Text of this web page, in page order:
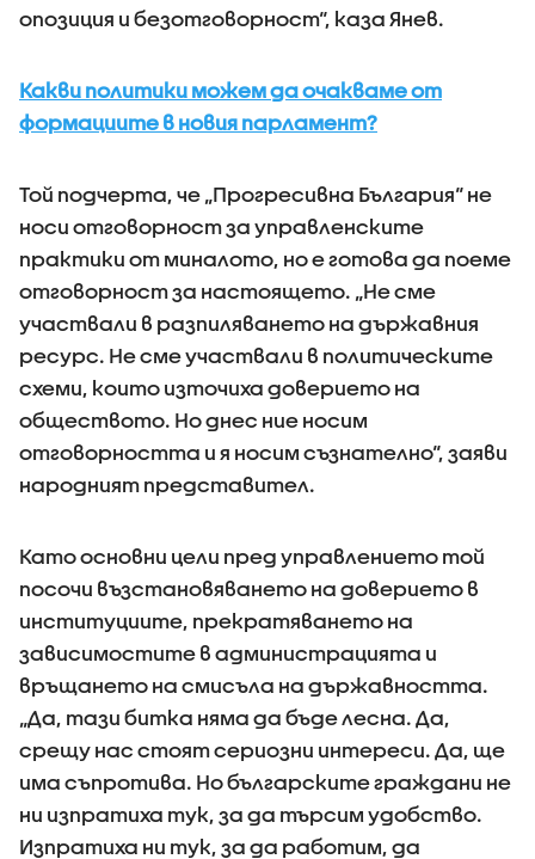
опозиция и безотговорност“, каза Янев.
Какви политики можем да очакваме от
формациите в новия парламент?
Той подчерта, че „Прогресивна България“ не
носи отговорност за управленските
практики от миналото, но е готова да поеме
отговорност за настоящето. „Не сме
участвали в разпиляването на държавния
ресурс. Не сме участвали в политическите
схеми, които източиха доверието на
обществото. Но днес ние носим
отговорността и я носим съзнателно“, заяви
народният представител.
Като основни цели пред управлението той
посочи възстановяването на доверието в
институциите, прекратяването на
зависимостите в администрацията и
връщането на смисъла на държавността.
„Да, тази битка няма да бъде лесна. Да,
срещу нас стоят сериозни интереси. Да, ще
има съпротива. Но българските граждани не
ни изпратиха тук, за да търсим удобство.
Изпратиха ни тук, за да работим, да